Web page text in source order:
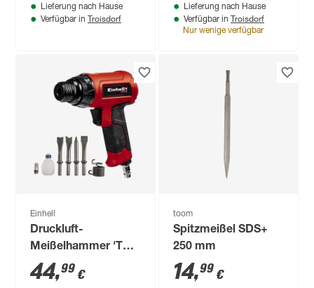
Lieferung nach Hause
Verfügbar in Troisdorf
Lieferung nach Hause
Verfügbar in Troisdorf
Nur wenige verfügbar
Einhell
Druckluft-
Meißelhammer 'TC-
PC 45' 4-teilig
44,99 €
toom
Spitzmeißel SDS+
250 mm
14,99 €